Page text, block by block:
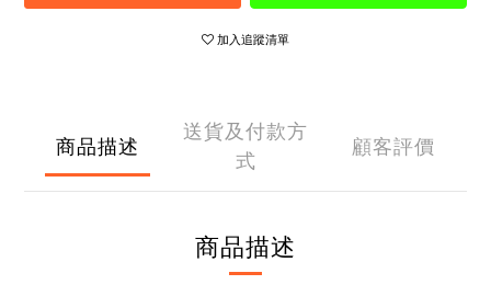
加入追蹤清單
商品描述
送貨及付款方
式
顧客評價
商品描述